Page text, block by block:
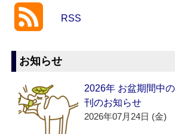
RSS
お知らせ
2026年 お盆期間中
刊のお知らせ
2026年07月24日 (金)